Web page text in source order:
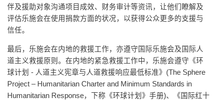
伴及援助对象沟通项目成效、财务审计等资讯，让他们瞭解及
评估乐施会在使用捐款方面的状况，以获得公众更多的支援与
信任。
最后，乐施会在内地的救援工作，亦遵守国际乐施会及国际人
道主义救援原则。在内地的紧急救援工作中，乐施会遵守《环
球计划 - 人道主义宪章与人道救援响应最低标准》(The Sphere
Project – Humanitarian Charter and Minimum Standards in
Humanitarian Response，下称《环球计划》手册)、《国际红十